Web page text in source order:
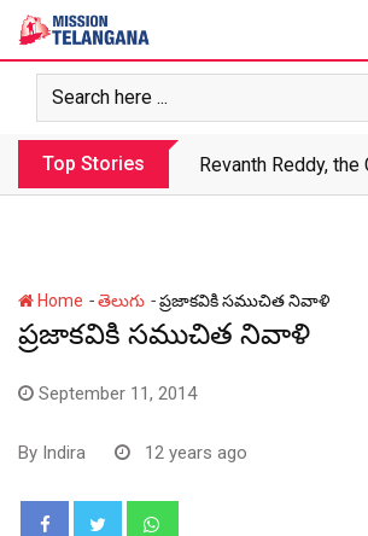
Skip
content
Top Stories Revanth makes
Home -తెలుగు -ప్రజాకవికి సముచిత నివాళి
ప్రజాకవికి సముచిత నివాళి
September 11, 2014
By Indira 12 years ago